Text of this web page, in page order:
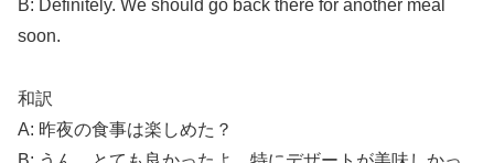
B: Definitely. We should go back there for another meal
soon.
和訳
A: 昨夜の食事は楽しめた？